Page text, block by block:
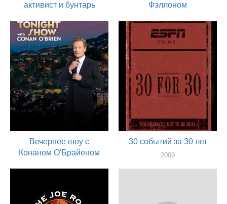
активист и бунтарь
актер
Фэллоном
актер
Вечернее шоу с
Конаном О'Брайеном
30 событий за 30 лет
2009